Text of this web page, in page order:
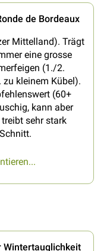
de Bordeaux
Mittelland). Trägt
eine grosse
(1./2.
kleinem Kübel).
(60+
kann aber
sehr stark
Wintertauglichkeit